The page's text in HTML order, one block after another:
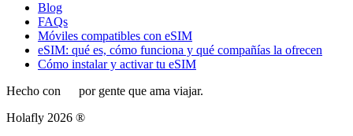
Blog
FAQs
Móviles compatibles con eSIM
eSIM: qué es, cómo funciona y qué compañías la ofrecen
Cómo instalar y activar tu eSIM
Hecho con
por gente que ama viajar.
Holafly 2026 ®